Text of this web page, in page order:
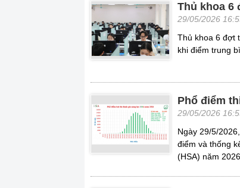
Thủ khoa 6
29/05/2026
Thủ khoa 6 đợt
khi điểm trung
Phổ điểm
29/05/2026
Ngày 29/5/
điểm và thống
(HSA) năm 2026.